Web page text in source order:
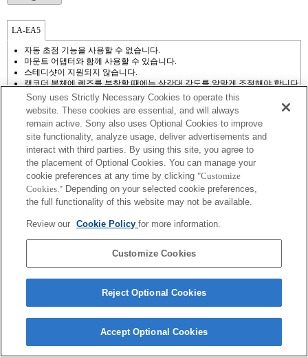
LA-EA5
자동 초점 기능을 사용할 수 없습니다.
마운트 어댑터와 함께 사용할 수 있습니다.
스테디샷이 지원되지 않습니다.
캠코더 본체에 렌즈를 부착할 때에는 삼각대 각도를 알맞게 조절해야 합니다.
동영상 녹화 중에 줌 및 초점 조정 시 발생하는 렌즈 작동음이 녹음될 수 있습
니다.
자동 조리개 조절은 동영상 모드에서 사용할 수 없습니다.
촬영하는 동안 조리개를 조절하면 작동음이 발생하거나 작동 중에 화면이 밝
아질 수 있습니다.
Terms of Use Contact Us
Sony uses Strictly Necessary Cookies to operate this
website. These cookies are essential, and will always
remain active. Sony also uses Optional Cookies to improve
site functionality, analyze usage, deliver advertisements and
interact with third parties. By using this site, you agree to
the placement of Optional Cookies. You can manage your
cookie preferences at any time by clicking "Customize
Cookies." Depending on your selected cookie preferences,
the full functionality of this website may not be available.
Review our Cookie Policyfor more information.
Customize Cookies
Reject Optional Cookies
Accept Optional Cookies